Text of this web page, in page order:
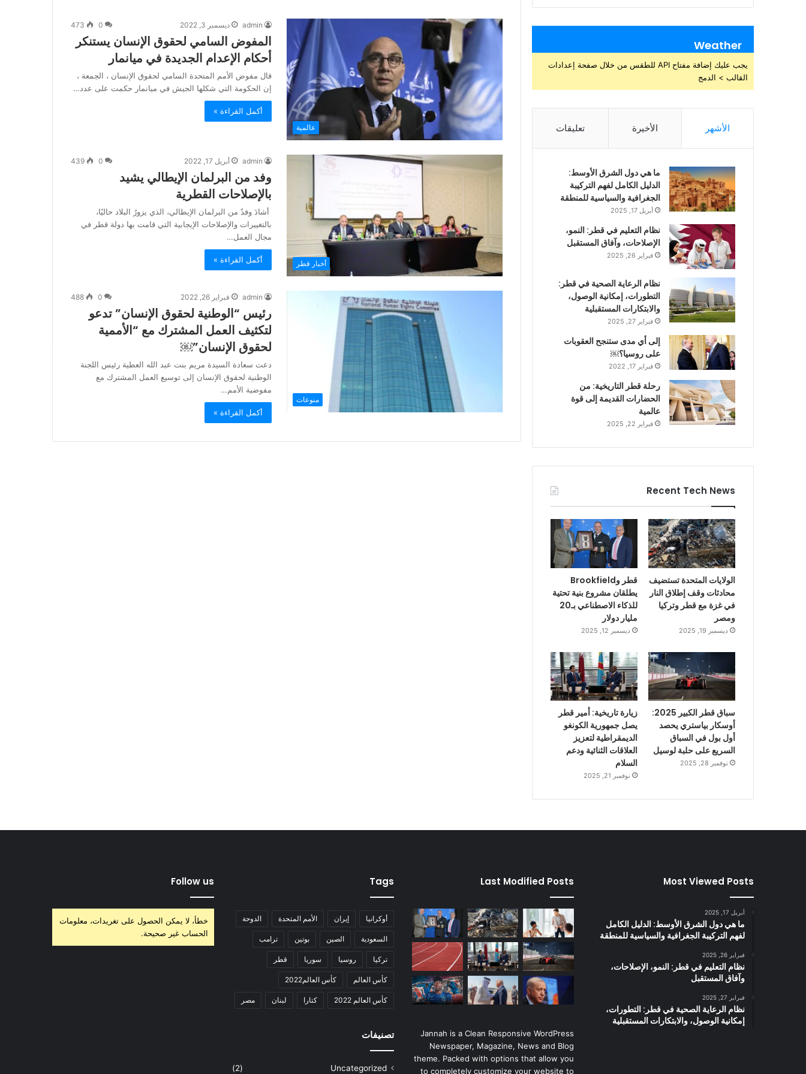
عالمية
admin ديسمبر 3, 2022 0
473
المفوض السامي لحقوق الإنسان يستنكر
أحكام الإعدام الجديدة في ميانمار
قال مفوض الأمم المتحدة السامي لحقوق الإنسان ، الجمعة ،
إن الحكومة التي شكلها الجيش في ميانمار حكمت على عدد…
أكمل القراءة »
أخبار قطر
admin أبريل 17, 2022 0
439
وفد من البرلمان الإيطالي يشيد
بالإصلاحات القطرية
أشادَ وفدٌ من البرلمان الإيطالي، الذي يزورُ البلاد حاليًا،
بالتغييرات والإصلاحات الإيجابية التي قامت بها دولة قطر في
مجال العمل…
أكمل القراءة »
منوعات
admin فبراير 26, 2022 0
488
رئيس “الوطنية لحقوق الإنسان” تدعو
لتكثيف العمل المشترك مع “الأممية
لحقوق الإنسان”￼
دعت سعادة السيدة مريم بنت عبد الله العطية رئيس اللجنة
الوطنية لحقوق الإنسان إلى توسيع العمل المشترك مع
مفوضية الأمم…
أكمل القراءة »
Weather
يجب عليك إضافة مفتاح API للطقس من خلال صفحة إعدادات
القالب > الدمج
الأشهر الأخيرة تعليقات
ما هي دول الشرق الأوسط:
الدليل الكامل لفهم التركيبة
الجغرافية والسياسية للمنطقة
أبريل 17, 2025
نظام التعليم في قطر: النمو،
الإصلاحات، وآفاق المستقبل
فبراير 26, 2025
نظام الرعاية الصحية في قطر:
التطورات، إمكانية الوصول،
والابتكارات المستقبلية
فبراير 27, 2025
إلى أي مدى ستنجح العقوبات
على روسيا؟￼
فبراير 17, 2022
رحلة قطر التاريخية: من
الحضارات القديمة إلى قوة
عالمية
فبراير 22, 2025
Recent Tech News
الولايات المتحدة تستضيف
محادثات وقف إطلاق النار
في غزة مع قطر وتركيا
ومصر
ديسمبر 19, 2025
قطر وBrookfield
يطلقان مشروع بنية تحتية
للذكاء الاصطناعي بـ20
مليار دولار
ديسمبر 12, 2025
سباق قطر الكبير 2025:
أوسكار بياستري يحصد
أول بول في السباق
السريع على حلبة لوسيل
نوفمبر 28, 2025
زيارة تاريخية: أمير قطر
يصل جمهورية الكونغو
الديمقراطية لتعزيز
العلاقات الثنائية ودعم
السلام
نوفمبر 21, 2025
Most Viewed Posts
أبريل 17, 2025
ما هي دول الشرق الأوسط: الدليل الكامل
لفهم التركيبة الجغرافية والسياسية للمنطقة
فبراير 26, 2025
نظام التعليم في قطر: النمو، الإصلاحات،
وآفاق المستقبل
فبراير 27, 2025
نظام الرعاية الصحية في قطر: التطورات،
إمكانية الوصول، والابتكارات المستقبلية
Last Modified Posts
Jannah is a Clean Responsive WordPress
Newspaper, Magazine, News and Blog
theme. Packed with options that allow you
to completely customize your website to
Tags
أوكرانيا إيران الأمم المتحدة الدوحة
السعودية الصين بوتين ترامب
تركيا روسيا سوريا قطر
كأس العالم كأس العالم2022
كأس العالم 2022 كتارا لبنان مصر
تصنيفات
Uncategorized
(2)
Follow us
خطأ، لا يمكن الحصول على تغريدات، معلومات
الحساب غير صحيحة.